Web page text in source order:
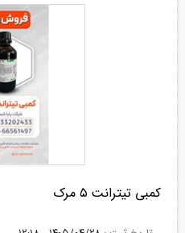
کمبی تیترانت ۵ مرک